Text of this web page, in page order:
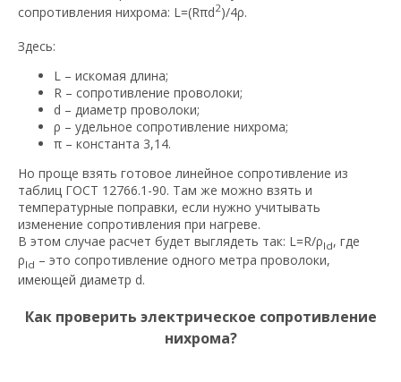
сопротивления нихрома: L=(Rπd2)/4ρ.
Здесь:
L – искомая длина;
R – сопротивление проволоки;
d – диаметр проволоки;
ρ – удельное сопротивление нихрома;
π – константа 3,14.
Но проще взять готовое линейное сопротивление из
таблиц ГОСТ 12766.1-90. Там же можно взять и
температурные поправки, если нужно учитывать
изменение сопротивления при нагреве.
В этом случае расчет будет выглядеть так: L=R/ρld, где
ρld – это сопротивление одного метра проволоки,
имеющей диаметр d.
Как проверить электрическое сопротивление
нихрома?